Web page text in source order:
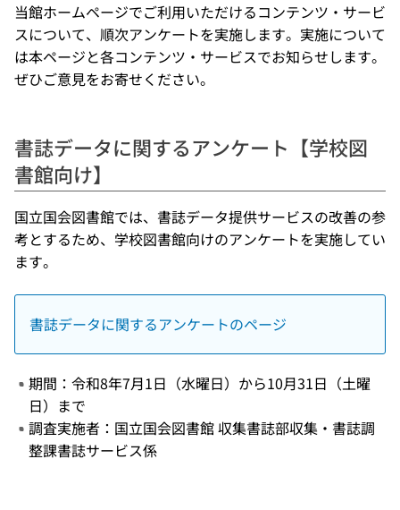
当館ホームページでご利用いただけるコンテンツ・サービ
スについて、順次アンケートを実施します。実施について
は本ページと各コンテンツ・サービスでお知らせします。
ぜひご意見をお寄せください。
書誌データに関するアンケート【学校図
書館向け】
国立国会図書館では、書誌データ提供サービスの改善の参
考とするため、学校図書館向けのアンケートを実施してい
ます。
書誌データに関するアンケートのページ
期間：令和8年7月1日（水曜日）から10月31日（土曜
日）まで
調査実施者：国立国会図書館 収集書誌部収集・書誌調
整課書誌サービス係